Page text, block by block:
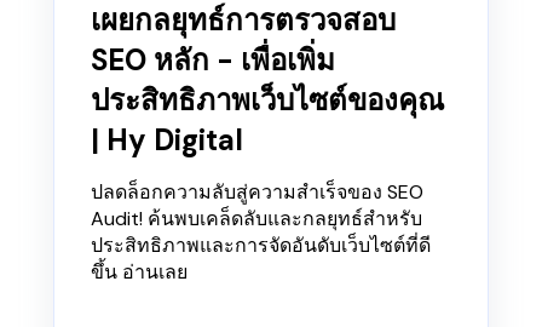
เผยกลยุทธ์การตรวจสอบ
SEO หลัก - เพื่อเพิ่ม
ประสิทธิภาพเว็บไซต์ของคุณ
| Hy Digital
ปลดล็อกความลับสู่ความสำเร็จของ SEO
Audit! ค้นพบเคล็ดลับและกลยุทธ์สำหรับ
ประสิทธิภาพและการจัดอันดับเว็บไซต์ที่ดี
ขึ้น อ่านเลย